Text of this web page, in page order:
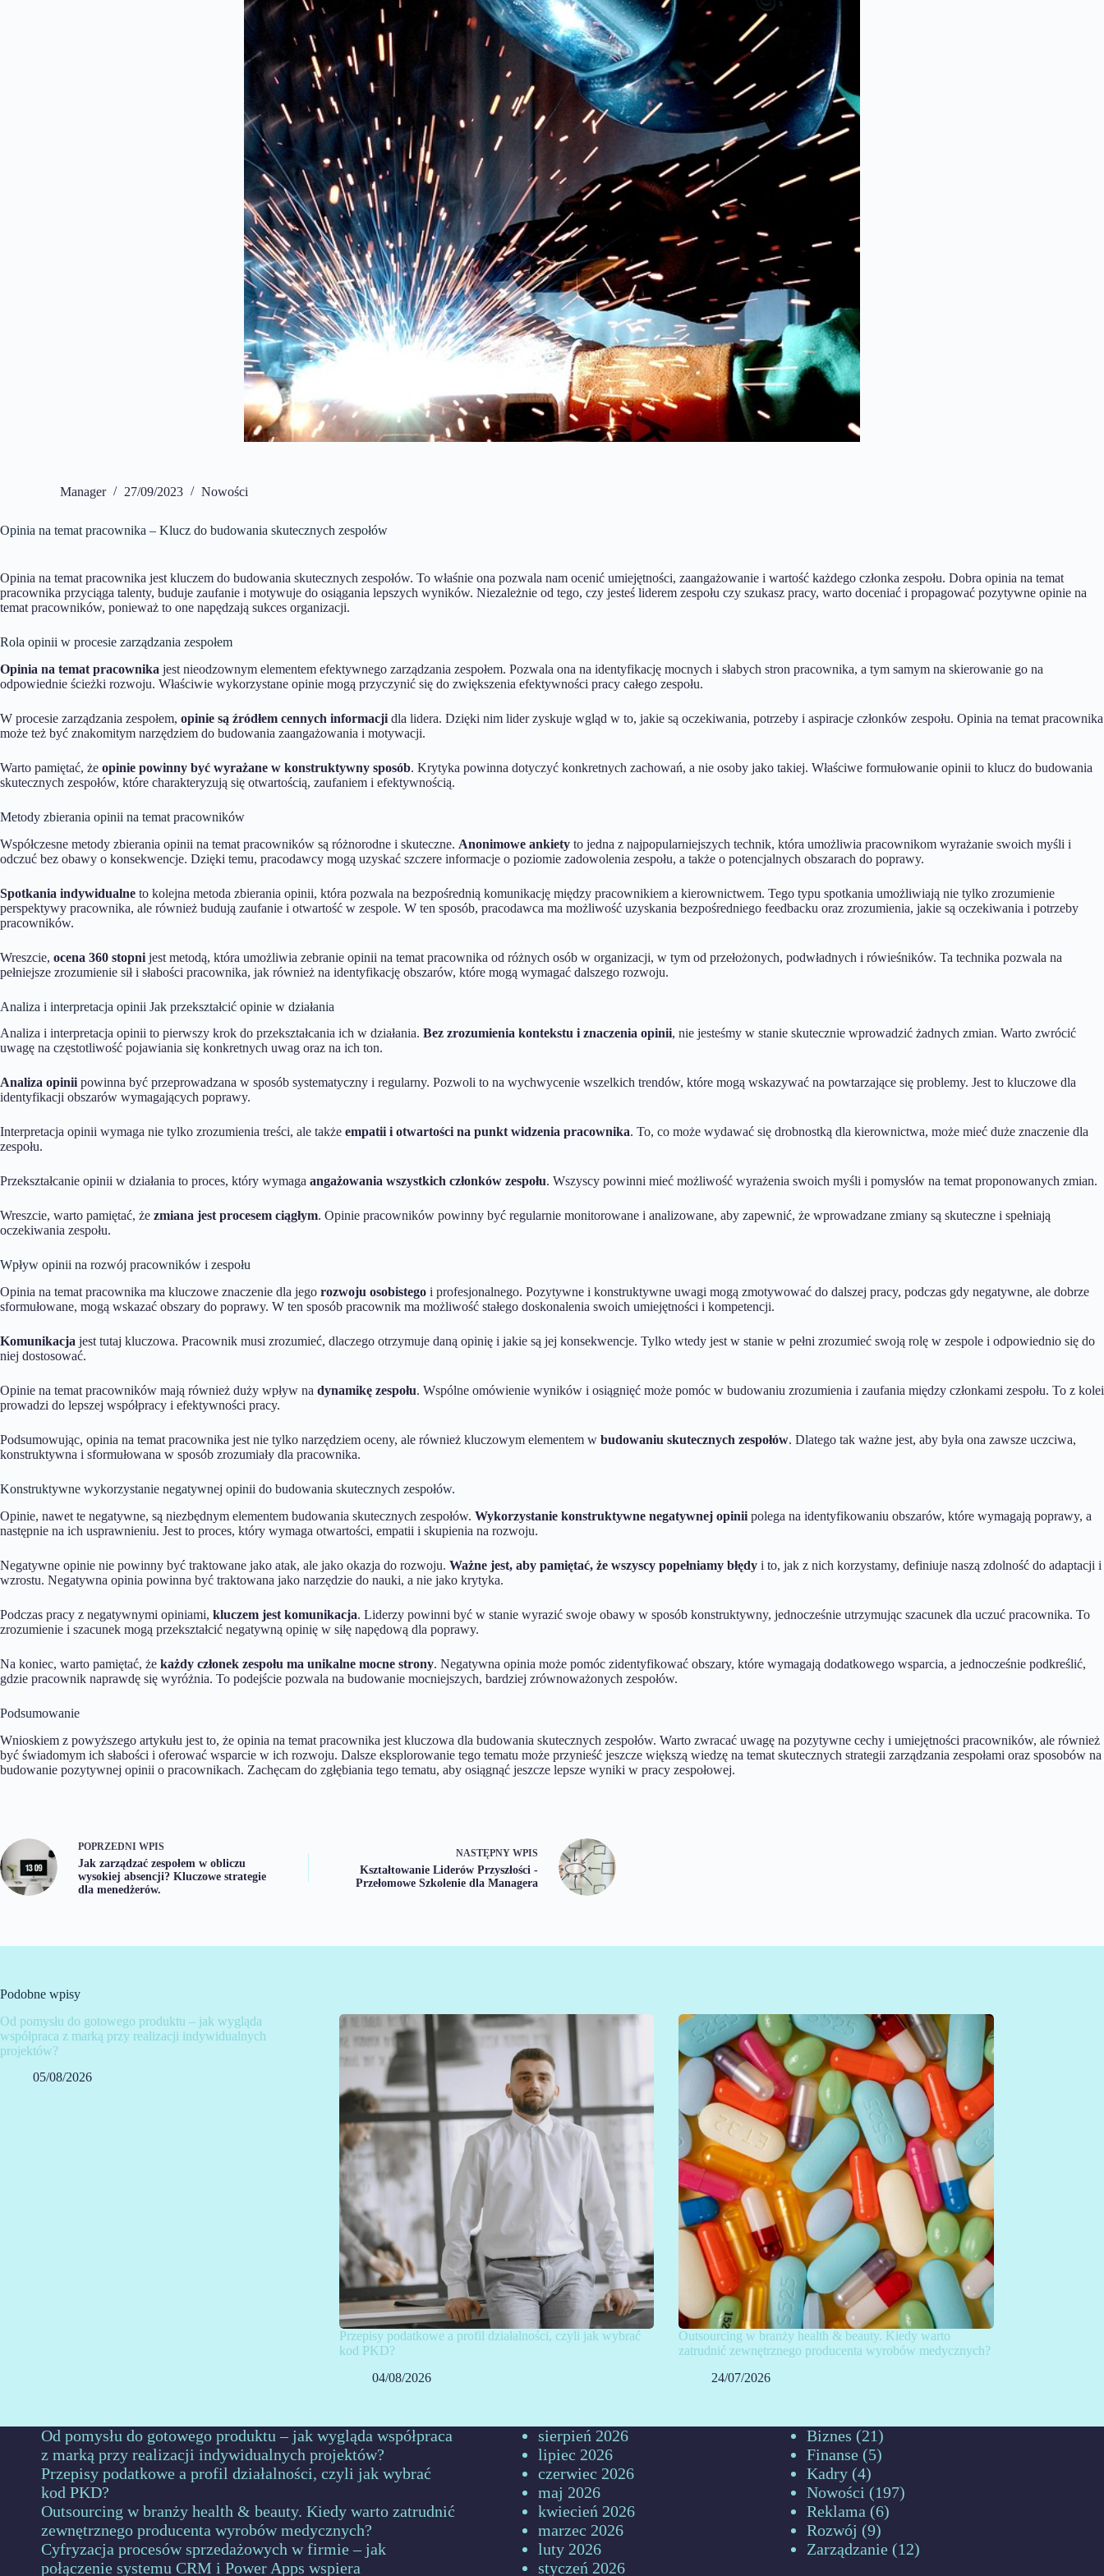
Manager 27/09/2023 Nowości
Opinia na temat pracownika – Klucz do budowania skutecznych zespołów
Opinia na temat pracownika jest kluczem do budowania skutecznych zespołów. To właśnie ona pozwala nam ocenić umiejętności, zaangażowanie i wartość każdego członka zespołu. Dobra opinia na temat
pracownika przyciąga talenty, buduje zaufanie i motywuje do osiągania lepszych wyników. Niezależnie od tego, czy jesteś liderem zespołu czy szukasz pracy, warto doceniać i propagować pozytywne opinie na
temat pracowników, ponieważ to one napędzają sukces organizacji.
Rola opinii w procesie zarządzania zespołem
Opinia na temat pracownika jest nieodzownym elementem efektywnego zarządzania zespołem. Pozwala ona na identyfikację mocnych i słabych stron pracownika, a tym samym na skierowanie go na
odpowiednie ścieżki rozwoju. Właściwie wykorzystane opinie mogą przyczynić się do zwiększenia efektywności pracy całego zespołu.
W procesie zarządzania zespołem, opinie są źródłem cennych informacji dla lidera. Dzięki nim lider zyskuje wgląd w to, jakie są oczekiwania, potrzeby i aspiracje członków zespołu. Opinia na temat pracownika
może też być znakomitym narzędziem do budowania zaangażowania i motywacji.
Warto pamiętać, że opinie powinny być wyrażane w konstruktywny sposób. Krytyka powinna dotyczyć konkretnych zachowań, a nie osoby jako takiej. Właściwe formułowanie opinii to klucz do budowania
skutecznych zespołów, które charakteryzują się otwartością, zaufaniem i efektywnością.
Metody zbierania opinii na temat pracowników
Współczesne metody zbierania opinii na temat pracowników są różnorodne i skuteczne. Anonimowe ankiety to jedna z najpopularniejszych technik, która umożliwia pracownikom wyrażanie swoich myśli i
odczuć bez obawy o konsekwencje. Dzięki temu, pracodawcy mogą uzyskać szczere informacje o poziomie zadowolenia zespołu, a także o potencjalnych obszarach do poprawy.
Spotkania indywidualne to kolejna metoda zbierania opinii, która pozwala na bezpośrednią komunikację między pracownikiem a kierownictwem. Tego typu spotkania umożliwiają nie tylko zrozumienie
perspektywy pracownika, ale również budują zaufanie i otwartość w zespole. W ten sposób, pracodawca ma możliwość uzyskania bezpośredniego feedbacku oraz zrozumienia, jakie są oczekiwania i potrzeby
pracowników.
Wreszcie, ocena 360 stopni jest metodą, która umożliwia zebranie opinii na temat pracownika od różnych osób w organizacji, w tym od przełożonych, podwładnych i rówieśników. Ta technika pozwala na
pełniejsze zrozumienie sił i słabości pracownika, jak również na identyfikację obszarów, które mogą wymagać dalszego rozwoju.
Analiza i interpretacja opinii Jak przekształcić opinie w działania
Analiza i interpretacja opinii to pierwszy krok do przekształcania ich w działania. Bez zrozumienia kontekstu i znaczenia opinii, nie jesteśmy w stanie skutecznie wprowadzić żadnych zmian. Warto zwrócić
uwagę na częstotliwość pojawiania się konkretnych uwag oraz na ich ton.
Analiza opinii powinna być przeprowadzana w sposób systematyczny i regularny. Pozwoli to na wychwycenie wszelkich trendów, które mogą wskazywać na powtarzające się problemy. Jest to kluczowe dla
identyfikacji obszarów wymagających poprawy.
Interpretacja opinii wymaga nie tylko zrozumienia treści, ale także empatii i otwartości na punkt widzenia pracownika. To, co może wydawać się drobnostką dla kierownictwa, może mieć duże znaczenie dla
zespołu.
Przekształcanie opinii w działania to proces, który wymaga angażowania wszystkich członków zespołu. Wszyscy powinni mieć możliwość wyrażenia swoich myśli i pomysłów na temat proponowanych zmian.
Wreszcie, warto pamiętać, że zmiana jest procesem ciągłym. Opinie pracowników powinny być regularnie monitorowane i analizowane, aby zapewnić, że wprowadzane zmiany są skuteczne i spełniają
oczekiwania zespołu.
Wpływ opinii na rozwój pracowników i zespołu
Opinia na temat pracownika ma kluczowe znaczenie dla jego rozwoju osobistego i profesjonalnego. Pozytywne i konstruktywne uwagi mogą zmotywować do dalszej pracy, podczas gdy negatywne, ale dobrze
sformułowane, mogą wskazać obszary do poprawy. W ten sposób pracownik ma możliwość stałego doskonalenia swoich umiejętności i kompetencji.
Komunikacja jest tutaj kluczowa. Pracownik musi zrozumieć, dlaczego otrzymuje daną opinię i jakie są jej konsekwencje. Tylko wtedy jest w stanie w pełni zrozumieć swoją rolę w zespole i odpowiednio się do
niej dostosować.
Opinie na temat pracowników mają również duży wpływ na dynamikę zespołu. Wspólne omówienie wyników i osiągnięć może pomóc w budowaniu zrozumienia i zaufania między członkami zespołu. To z kolei
prowadzi do lepszej współpracy i efektywności pracy.
Podsumowując, opinia na temat pracownika jest nie tylko narzędziem oceny, ale również kluczowym elementem w budowaniu skutecznych zespołów. Dlatego tak ważne jest, aby była ona zawsze uczciwa,
konstruktywna i sformułowana w sposób zrozumiały dla pracownika.
Konstruktywne wykorzystanie negatywnej opinii do budowania skutecznych zespołów.
Opinie, nawet te negatywne, są niezbędnym elementem budowania skutecznych zespołów. Wykorzystanie konstruktywne negatywnej opinii polega na identyfikowaniu obszarów, które wymagają poprawy, a
następnie na ich usprawnieniu. Jest to proces, który wymaga otwartości, empatii i skupienia na rozwoju.
Negatywne opinie nie powinny być traktowane jako atak, ale jako okazja do rozwoju. Ważne jest, aby pamiętać, że wszyscy popełniamy błędy i to, jak z nich korzystamy, definiuje naszą zdolność do adaptacji i
wzrostu. Negatywna opinia powinna być traktowana jako narzędzie do nauki, a nie jako krytyka.
Podczas pracy z negatywnymi opiniami, kluczem jest komunikacja. Liderzy powinni być w stanie wyrazić swoje obawy w sposób konstruktywny, jednocześnie utrzymując szacunek dla uczuć pracownika. To
zrozumienie i szacunek mogą przekształcić negatywną opinię w siłę napędową dla poprawy.
Na koniec, warto pamiętać, że każdy członek zespołu ma unikalne mocne strony. Negatywna opinia może pomóc zidentyfikować obszary, które wymagają dodatkowego wsparcia, a jednocześnie podkreślić,
gdzie pracownik naprawdę się wyróżnia. To podejście pozwala na budowanie mocniejszych, bardziej zrównoważonych zespołów.
Podsumowanie
Wnioskiem z powyższego artykułu jest to, że opinia na temat pracownika jest kluczowa dla budowania skutecznych zespołów. Warto zwracać uwagę na pozytywne cechy i umiejętności pracowników, ale również
być świadomym ich słabości i oferować wsparcie w ich rozwoju. Dalsze eksplorowanie tego tematu może przynieść jeszcze większą wiedzę na temat skutecznych strategii zarządzania zespołami oraz sposobów na
budowanie pozytywnej opinii o pracownikach. Zachęcam do zgłębiania tego tematu, aby osiągnąć jeszcze lepsze wyniki w pracy zespołowej.
POPRZEDNI WPIS
Jak zarządzać zespołem w obliczu
wysokiej absencji? Kluczowe strategie
dla menedżerów.
NASTĘPNY WPIS
Kształtowanie Liderów Przyszłości -
Przełomowe Szkolenie dla Managera
Podobne wpisy
Od pomysłu do gotowego produktu – jak wygląda
współpraca z marką przy realizacji indywidualnych
projektów?
05/08/2026
Przepisy podatkowe a profil działalności, czyli jak wybrać
kod PKD?
04/08/2026
Outsourcing w branży health & beauty. Kiedy warto
zatrudnić zewnętrznego producenta wyrobów medycznych?
24/07/2026
Od pomysłu do gotowego produktu – jak wygląda współpraca
z marką przy realizacji indywidualnych projektów?
Przepisy podatkowe a profil działalności, czyli jak wybrać
kod PKD?
Outsourcing w branży health & beauty. Kiedy warto zatrudnić
zewnętrznego producenta wyrobów medycznych?
Cyfryzacja procesów sprzedażowych w firmie – jak
połączenie systemu CRM i Power Apps wspiera
sierpień 2026
lipiec 2026
czerwiec 2026
maj 2026
kwiecień 2026
marzec 2026
luty 2026
styczeń 2026
Biznes (21)
Finanse (5)
Kadry (4)
Nowości (197)
Reklama (6)
Rozwój (9)
Zarządzanie (12)